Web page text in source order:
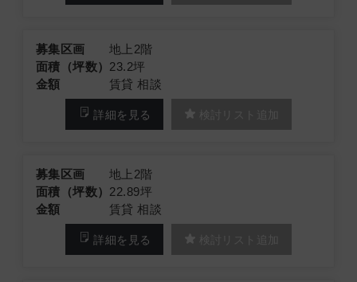
募集区画
地上2階
面積（坪数） 23.2坪
金額
賃貸 相談
詳細を見る 検討リスト追加
募集区画
地上2階
面積（坪数） 22.89坪
金額
賃貸 相談
詳細を見る 検討リスト追加